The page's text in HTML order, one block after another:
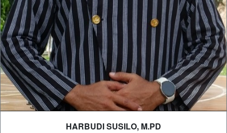
HARBUDI SUSILO, M.PD